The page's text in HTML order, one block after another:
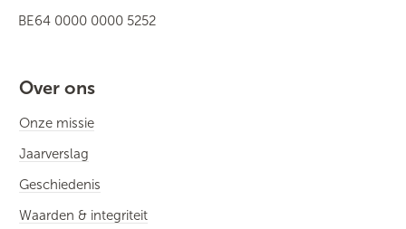
BE64 0000 0000 5252
Over ons
Onze missie
Jaarverslag
Geschiedenis
Waarden & integriteit